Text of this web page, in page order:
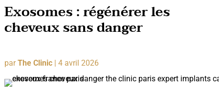
Exosomes : régénérer les
cheveux sans danger
parThe Clinic| 4 avril 2026